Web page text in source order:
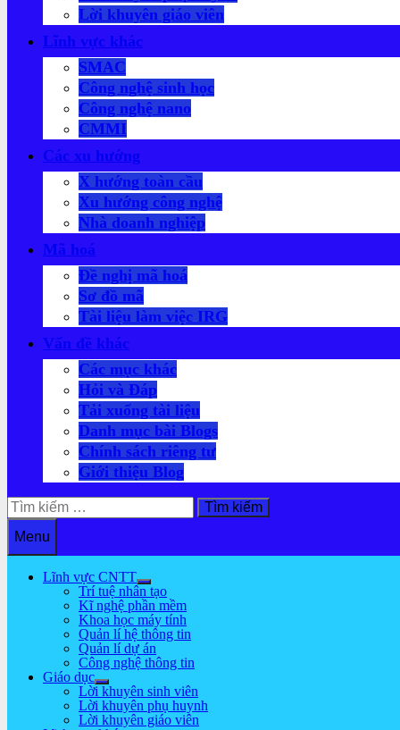
Lời khuyên giáo viên
Lĩnh vực khác
SMAC
Công nghệ sinh học
Công nghệ nano
CMMI
Các xu hướng
X hướng toàn cầu
Xu hướng công nghệ
Nhà doanh nghiệp
Mã hoá
Đề nghị mã hoá
Sơ đồ mã
Tài liệu làm việc IRG
Vấn đề khác
Các mục khác
Hỏi và Đáp
Tải xuống tài liệu
Danh mục bài Blogs
Chính sách riêng tư
Giới thiệu Blog
Tìm
kiếm
cho:
Menu
Lĩnh vực CNTT
Show
sub
menu
Trí tuệ nhân tạo
Kĩ nghệ phần mềm
Khoa học máy tính
Quản lí hệ thông tin
Quản lí dự án
Công nghệ thông tin
Giáo dục
Show
sub
menu
Lời khuyên sinh viên
Lời khuyên phụ huynh
Lời khuyên giáo viên